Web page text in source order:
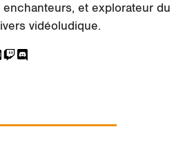
enchanteurs, et explorateur du
vidéoludique.